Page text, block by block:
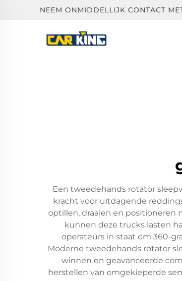
NEEM ONMIDDELLIJK CONTACT
Een tweedehands rotator
kracht voor uitdagende
optillen, draaien en positioneren
kunnen deze trucks lasten
operateurs in staat om 360-
Moderne tweedehands rotator
winnen en geavanceerde
herstellen van omgekieperde